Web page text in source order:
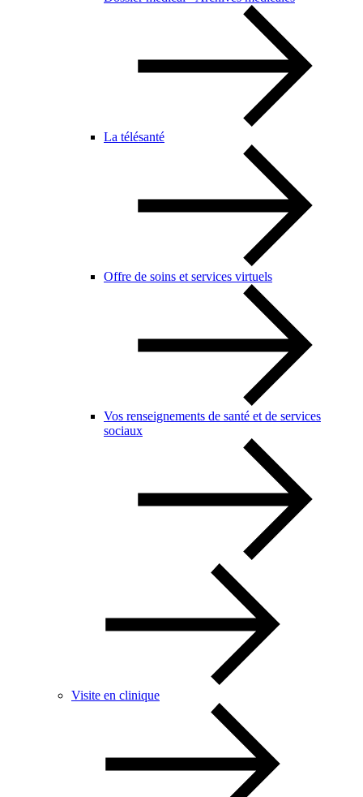
La télésanté
Offre de soins et services virtuels
Vos renseignements de santé et de services
sociaux
Visite en clinique